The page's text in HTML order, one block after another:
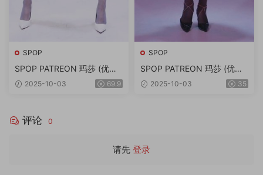
SPOP
SPOP PATREON 玛莎 (优莉)
绝版舞团空前尺度双角度4K
2025-10-03 69.9
SPOP
SPOP PATREON 玛莎 (优莉)
绝版舞团双角度4K画质流出
2025-10-03 35
评论 0
请先 登录